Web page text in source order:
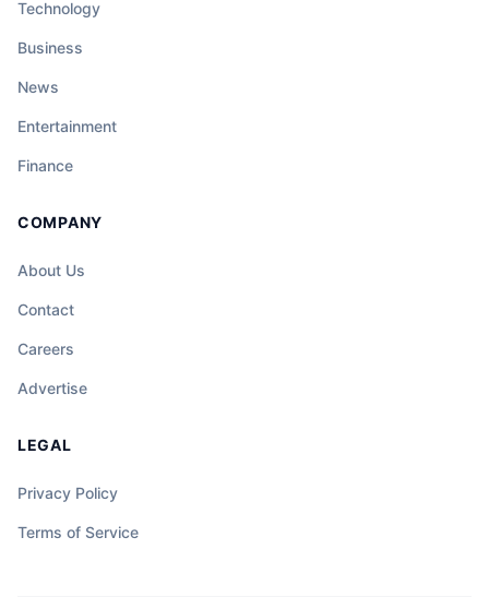
Technology
Business
News
Entertainment
Finance
COMPANY
About Us
Contact
Careers
Advertise
LEGAL
Privacy Policy
Terms of Service